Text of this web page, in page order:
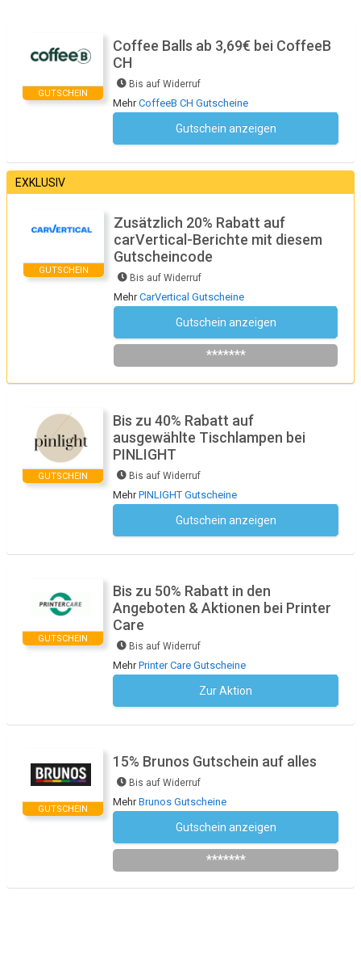
GUTSCHEIN
Coffee Balls ab 3,69€ bei CoffeeB
CH
Bis auf Widerruf
MehrCoffeeB CH Gutscheine
Gutschein anzeigen
EXKLUSIV
GUTSCHEIN
Zusätzlich 20% Rabatt auf
carVertical-Berichte mit diesem
Gutscheincode
Bis auf Widerruf
MehrCarVertical Gutscheine
Gutschein anzeigen
*******
GUTSCHEIN
Bis zu 40% Rabatt auf
ausgewählte Tischlampen bei
PINLIGHT
Bis auf Widerruf
MehrPINLIGHT Gutscheine
Gutschein anzeigen
GUTSCHEIN
Bis zu 50% Rabatt in den
Angeboten & Aktionen bei Printer
Care
Bis auf Widerruf
MehrPrinter Care Gutscheine
Zur Aktion
GUTSCHEIN
15% Brunos Gutschein auf alles
Bis auf Widerruf
MehrBrunos Gutscheine
Gutschein anzeigen
*******